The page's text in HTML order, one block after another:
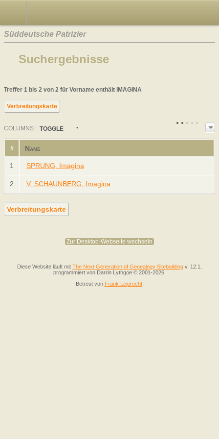
Süddeutsche Patrizier
Suchergebnisse
Treffer 1 bis 2 von 2 für Vorname enthält IMAGINA
Verbreitungskarte
COLUMN S: TOGGLE
# Name
1 SPRUNG, Imagina
2 V. SCHAUNBERG, Imagina
Verbreitungskarte
Zur Desktop-Webseite wechseln
Diese Website läuft mit The Next Generation of Genealogy Sitebuilding v. 12.1,
programmiert von Darrin Lythgoe © 2001-2026.
Betreut von Frank Leiprecht.